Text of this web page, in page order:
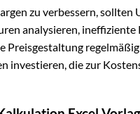
zu verbessern, sollten
analysieren, ineffiziente
Preisgestaltung
investieren, die zur